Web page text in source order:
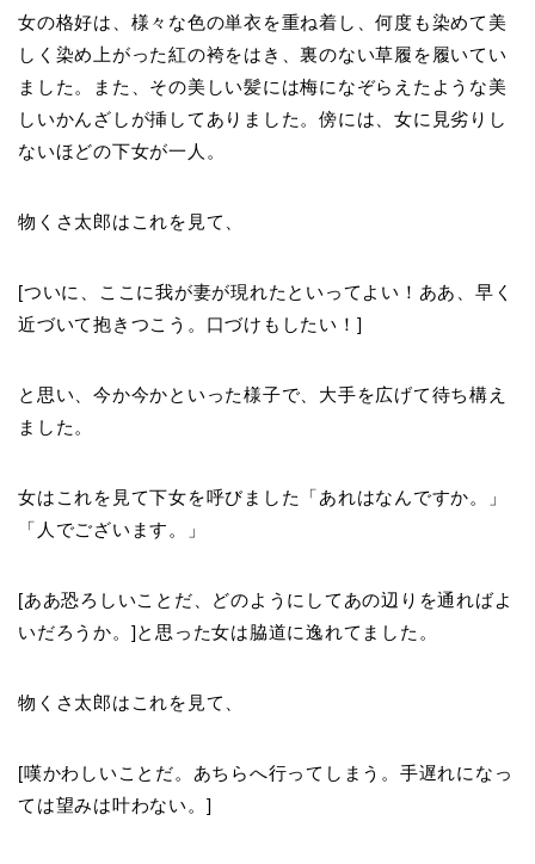
女の格好は、様々な色の単衣を重ね着し、何度も染めて美
しく染め上がった紅の袴をはき、裏のない草履を履いてい
ました。また、その美しい髪には梅になぞらえたような美
しいかんざしが挿してありました。傍には、女に見劣りし
ないほどの下女が一人。
物くさ太郎はこれを見て、
[ついに、ここに我が妻が現れたといってよい！ああ、早く
近づいて抱きつこう。口づけもしたい！]
と思い、今か今かといった様子で、大手を広げて待ち構え
ました。
女はこれを見て下女を呼びました「あれはなんですか。」
「人でございます。」
[ああ恐ろしいことだ、どのようにしてあの辺りを通ればよ
いだろうか。]と思った女は脇道に逸れてました。
物くさ太郎はこれを見て、
[嘆かわしいことだ。あちらへ行ってしまう。手遅れになっ
ては望みは叶わない。]